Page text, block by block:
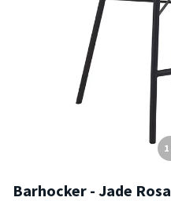
1
Barhocker - Jade Rosa